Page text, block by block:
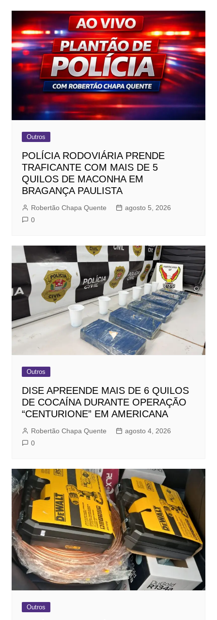
Outros
POLÍCIA RODOVIÁRIA PRENDE
TRAFICANTE COM MAIS DE 5
QUILOS DE MACONHA EM
BRAGANÇA PAULISTA
Robertão Chapa Quente
agosto 5, 2026
0
Outros
DISE APREENDE MAIS DE 6 QUILOS
DE COCAÍNA DURANTE OPERAÇÃO
“CENTURIONE” EM AMERICANA
Robertão Chapa Quente
agosto 4, 2026
0
Outros